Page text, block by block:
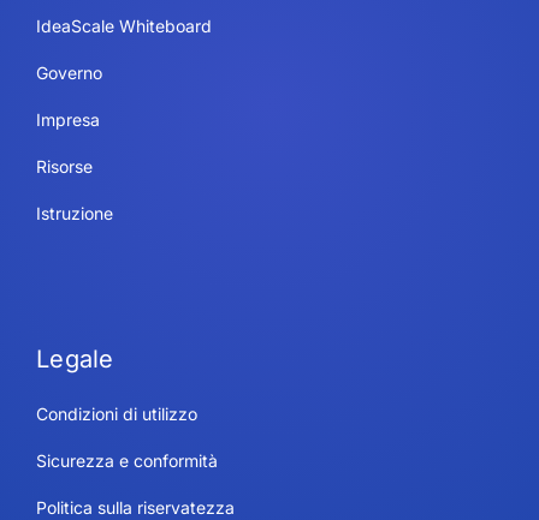
IdeaScale Whiteboard
Governo
Impresa
Risorse
Istruzione
Legale
Condizioni di utilizzo
Sicurezza e conformità
Politica sulla riservatezza